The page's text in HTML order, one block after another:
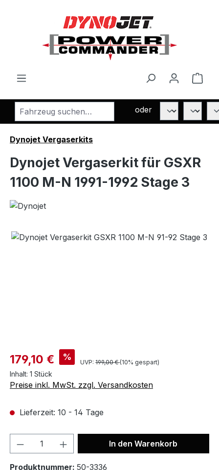
oder
Dynojet Vergaserkits
Dynojet Vergaserkit für GSXR
1100 M-N 1991-1992 Stage 3
Bildergalerie überspringen
179,10 € %
UVP: 199,00 €(10% gespart)
Inhalt: 1 Stück
Preise inkl. MwSt. zzgl. Versandkosten
Lieferzeit: 10 - 14 Tage
In den Warenkorb
Produktnummer: 50-3336